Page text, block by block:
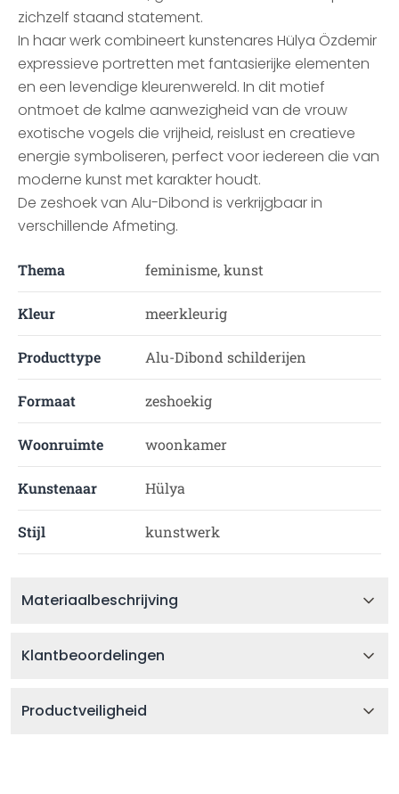
zichzelf staand statement.
In haar werk combineert kunstenares Hülya Özdemir
expressieve portretten met fantasierijke elementen
en een levendige kleurenwereld. In dit motief
ontmoet de kalme aanwezigheid van de vrouw
exotische vogels die vrijheid, reislust en creatieve
energie symboliseren, perfect voor iedereen die van
moderne kunst met karakter houdt.
De zeshoek van Alu-Dibond is verkrijgbaar in
verschillende Afmeting.
Thema feminisme, kunst
Kleur meerkleurig
Producttype Alu-Dibond schilderijen
Formaat zeshoekig
Woonruimte woonkamer
Kunstenaar Hülya
Stijl kunstwerk
Materiaalbeschrijving
Klantbeoordelingen
Productveiligheid